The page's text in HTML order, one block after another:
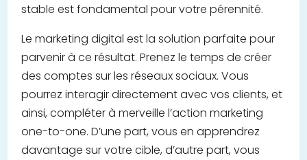
stable est fondamental pour votre pérennité.
Le marketing digital est la solution parfaite pour
parvenir à ce résultat. Prenez le temps de créer
des comptes sur les réseaux sociaux. Vous
pourrez interagir directement avec vos clients, et
ainsi, compléter à merveille l’action marketing
one-to-one. D’une part, vous en apprendrez
davantage sur votre cible, d’autre part, vous